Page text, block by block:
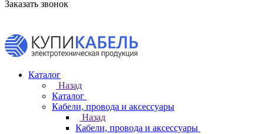
Заказать звонок
Каталог
Назад
Каталог
Кабели, провода и аксессуары
Назад
Кабели, провода и аксессуары